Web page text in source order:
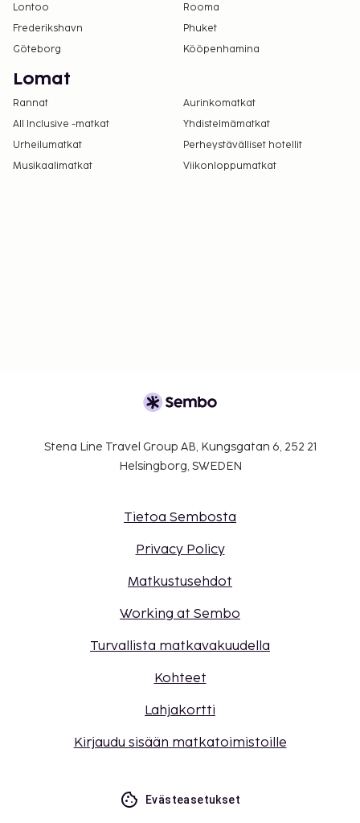
Lontoo
Rooma
Frederikshavn
Phuket
Göteborg
Kööpenhamina
Lomat
Rannat
Aurinkomatkat
All Inclusive -matkat
Yhdistelmämatkat
Urheilumatkat
Perheystävälliset hotellit
Musikaalimatkat
Viikonloppumatkat
Stena Line Travel Group AB, Kungsgatan 6, 252 21
Helsingborg, SWEDEN
Tietoa Sembosta
Privacy Policy
Matkustusehdot
Working at Sembo
Turvallista matkavakuudella
Kohteet
Lahjakortti
Kirjaudu sisään matkatoimistoille
Evästeasetukset